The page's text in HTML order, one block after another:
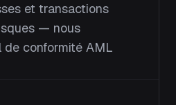
et transactions
— nous
de conformité AML